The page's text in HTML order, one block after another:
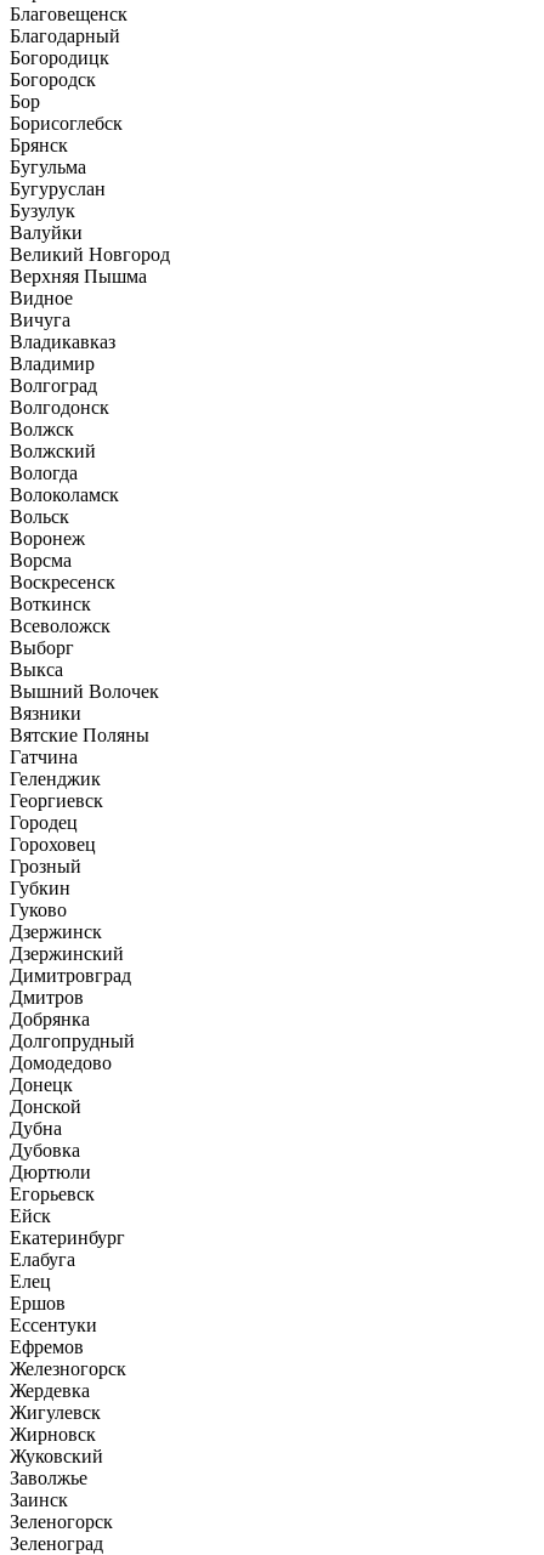
Благовещенск
Благодарный
Богородицк
Богородск
Бор
Борисоглебск
Брянск
Бугульма
Бугуруслан
Бузулук
Валуйки
Великий Новгород
Верхняя Пышма
Видное
Вичуга
Владикавказ
Владимир
Волгоград
Волгодонск
Волжск
Волжский
Вологда
Волоколамск
Вольск
Воронеж
Ворсма
Воскресенск
Воткинск
Всеволожск
Выборг
Выкса
Вышний Волочек
Вязники
Вятские Поляны
Гатчина
Геленджик
Георгиевск
Городец
Гороховец
Грозный
Губкин
Гуково
Дзержинск
Дзержинский
Димитровград
Дмитров
Добрянка
Долгопрудный
Домодедово
Донецк
Донской
Дубна
Дубовка
Дюртюли
Егорьевск
Ейск
Екатеринбург
Елабуга
Елец
Ершов
Ессентуки
Ефремов
Железногорск
Жердевка
Жигулевск
Жирновск
Жуковский
Заволжье
Заинск
Зеленогорск
Зеленоград